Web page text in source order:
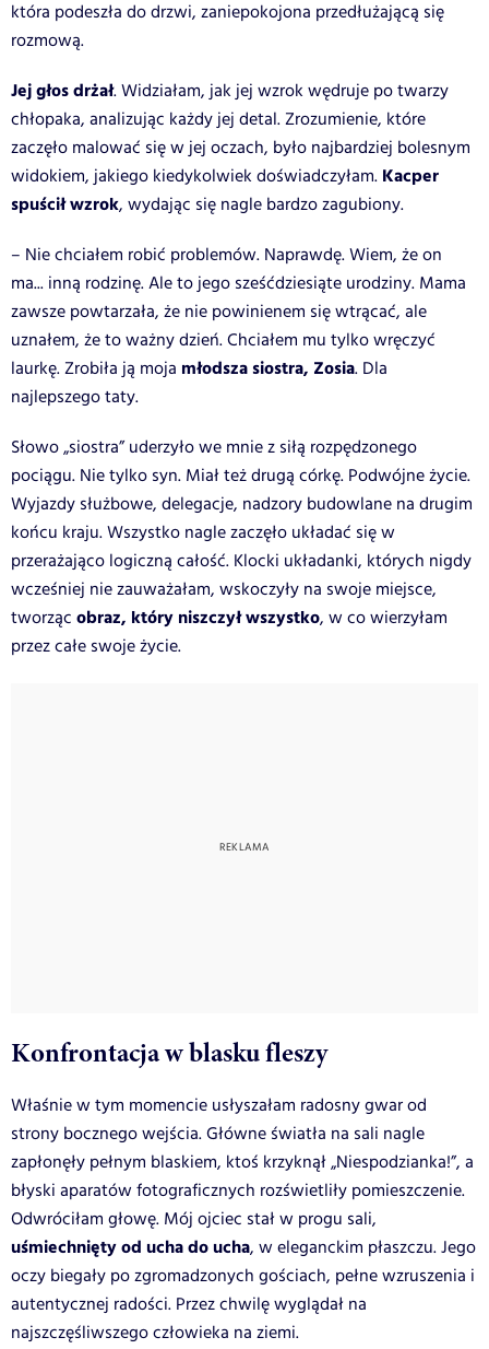
która podeszła do drzwi, zaniepokojona przedłużającą się
rozmową.
Jej głos drżał. Widziałam, jak jej wzrok wędruje po twarzy
chłopaka, analizując każdy jej detal. Zrozumienie, które
zaczęło malować się w jej oczach, było najbardziej bolesnym
widokiem, jakiego kiedykolwiek doświadczyłam. Kacper
spuścił wzrok, wydając się nagle bardzo zagubiony.
– Nie chciałem robić problemów. Naprawdę. Wiem, że on
ma... inną rodzinę. Ale to jego sześćdziesiąte urodziny. Mama
zawsze powtarzała, że nie powinienem się wtrącać, ale
uznałem, że to ważny dzień. Chciałem mu tylko wręczyć
laurkę. Zrobiła ją moja młodsza siostra, Zosia. Dla
najlepszego taty.
Słowo „siostra” uderzyło we mnie z siłą rozpędzonego
pociągu. Nie tylko syn. Miał też drugą córkę. Podwójne życie.
Wyjazdy służbowe, delegacje, nadzory budowlane na drugim
końcu kraju. Wszystko nagle zaczęło układać się w
przerażająco logiczną całość. Klocki układanki, których nigdy
wcześniej nie zauważałam, wskoczyły na swoje miejsce,
tworząc obraz, który niszczył wszystko, w co wierzyłam
przez całe swoje życie.
Konfrontacja w blasku fleszy
Właśnie w tym momencie usłyszałam radosny gwar od
strony bocznego wejścia. Główne światła na sali nagle
zapłonęły pełnym blaskiem, ktoś krzyknął „Niespodzianka!”, a
błyski aparatów fotograficznych rozświetliły pomieszczenie.
Odwróciłam głowę. Mój ojciec stał w progu sali,
uśmiechnięty od ucha do ucha, w eleganckim płaszczu. Jego
oczy biegały po zgromadzonych gościach, pełne wzruszenia i
autentycznej radości. Przez chwilę wyglądał na
najszczęśliwszego człowieka na ziemi.